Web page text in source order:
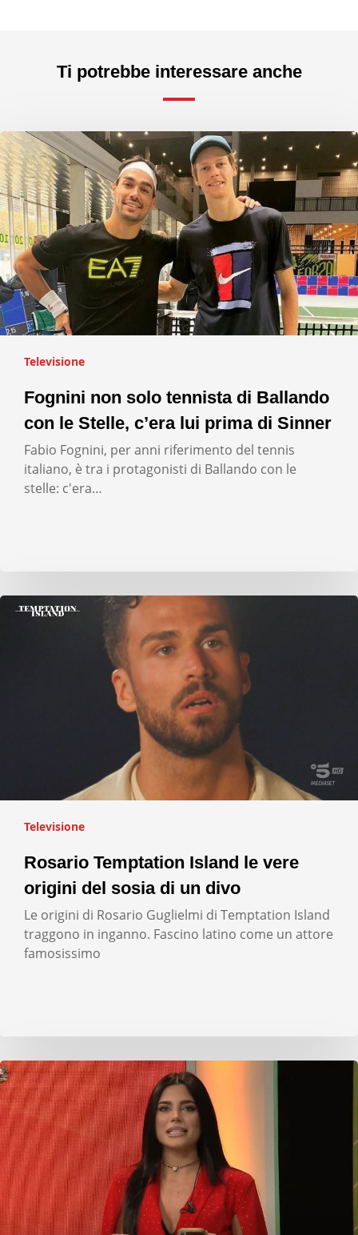
Ti potrebbe interessare anche
Televisione
Fognini non solo tennista di Ballando
con le Stelle, c’era lui prima di Sinner
Fabio Fognini, per anni riferimento del tennis
italiano, è tra i protagonisti di Ballando con le
stelle: c'era…
Televisione
Rosario Temptation Island le vere
origini del sosia di un divo
Le origini di Rosario Guglielmi di Temptation Island
traggono in inganno. Fascino latino come un attore
famosissimo